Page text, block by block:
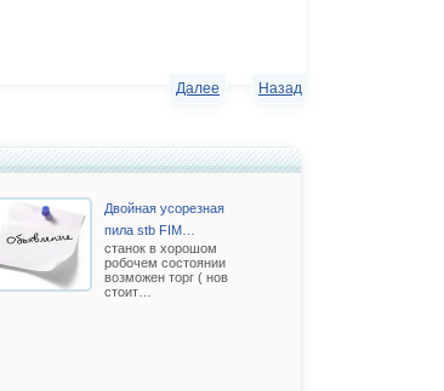
Назад
Далее
Двойная усорезная
пила stb FIM…
станок в хорошом
робочем состоянии
возможен торг ( нов
стоит…